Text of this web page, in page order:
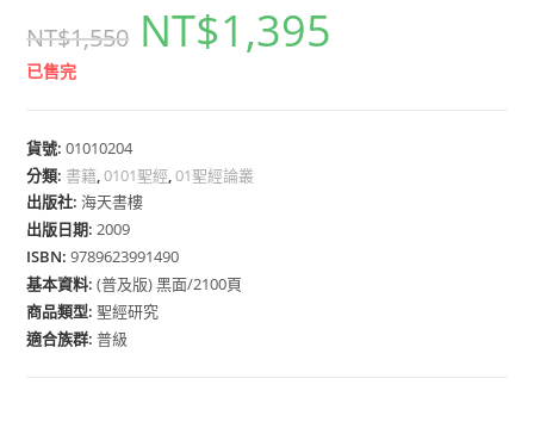
NT$1,550 NT$1,395
已售完
貨號:01010204
分類: 書籍,0101聖經,01聖經論叢
出版社: 海天書樓
出版日期:2009
ISBN:9789623991490
基本資料:(普及版) 黑面/2100頁
商品類型:聖經研究
適合族群:普級